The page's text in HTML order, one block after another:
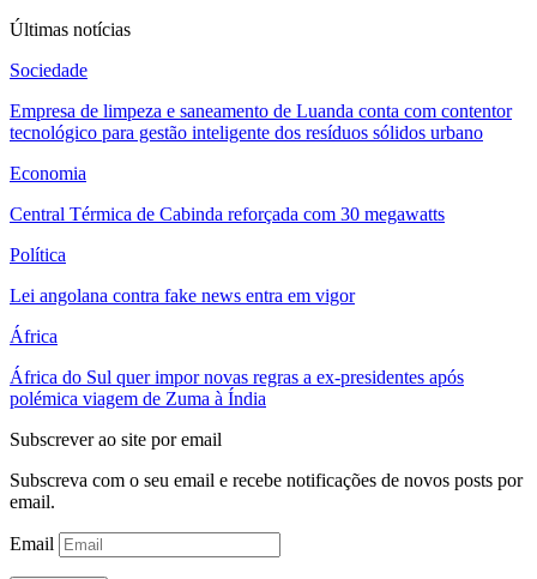
Últimas notícias
Sociedade
Empresa de limpeza e saneamento de Luanda conta com contentor
tecnológico para gestão inteligente dos resíduos sólidos urbano
Economia
Central Térmica de Cabinda reforçada com 30 megawatts
Política
Lei angolana contra fake news entra em vigor
África
África do Sul quer impor novas regras a ex-presidentes após
polémica viagem de Zuma à Índia
Subscrever ao site por email
Subscreva com o seu email e recebe notificações de novos posts por
email.
Email